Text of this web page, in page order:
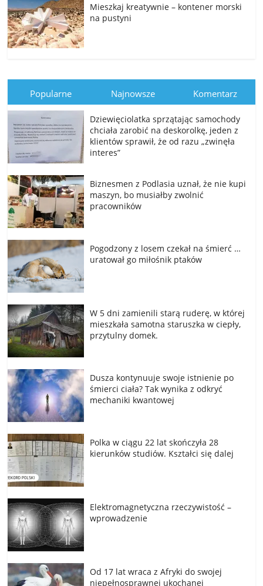
Mieszkaj kreatywnie – kontener morski
na pustyni
Popularne Najnowsze Komentarz
Dziewięciolatka sprzątając samochody
chciała zarobić na deskorolkę, jeden z
klientów sprawił, że od razu „zwinęła
interes”
Biznesmen z Podlasia uznał, że nie kupi
maszyn, bo musiałby zwolnić
pracowników
Pogodzony z losem czekał na śmierć …
uratował go miłośnik ptaków
W 5 dni zamienili starą ruderę, w której
mieszkała samotna staruszka w ciepły,
przytulny domek.
Dusza kontynuuje swoje istnienie po
śmierci ciała? Tak wynika z odkryć
mechaniki kwantowej
Polka w ciągu 22 lat skończyła 28
kierunków studiów. Kształci się dalej
Elektromagnetyczna rzeczywistość –
wprowadzenie
Od 17 lat wraca z Afryki do swojej
niepełnosprawnej ukochanej